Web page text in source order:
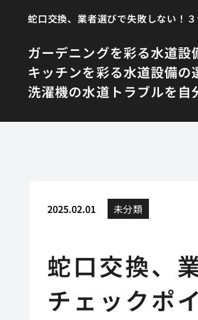
蛇口交換、業者選びで失敗しない！
ガーデニングを彩る水道設
キッチンを彩る水道設備の
洗濯機の水道トラブルを
2025.02.01 未分類
蛇口交換、
チェックポ